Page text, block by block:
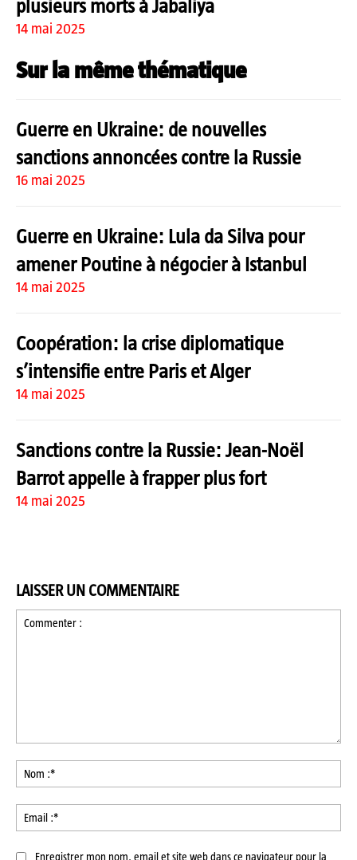
plusieurs morts à Jabaliya
14 mai 2025
Sur la même thématique
Guerre en Ukraine: de nouvelles
sanctions annoncées contre la Russie
16 mai 2025
Guerre en Ukraine: Lula da Silva pour
amener Poutine à négocier à Istanbul
14 mai 2025
Coopération: la crise diplomatique
s’intensifie entre Paris et Alger
14 mai 2025
Sanctions contre la Russie: Jean-Noël
Barrot appelle à frapper plus fort
14 mai 2025
LAISSER UN COMMENTAIRE
:*
:*
Enregistrer mon nom, email et site web dans ce navigateur pour la